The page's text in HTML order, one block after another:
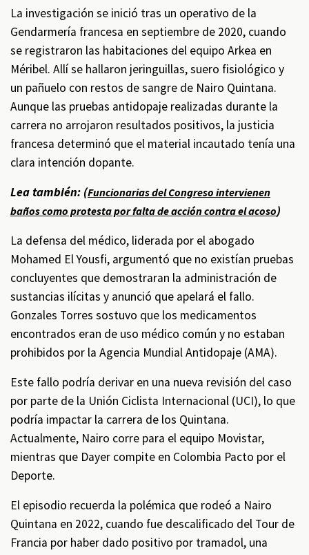
La investigación se inició tras un operativo de la
Gendarmería francesa en septiembre de 2020, cuando
se registraron las habitaciones del equipo Arkea en
Méribel. Allí se hallaron jeringuillas, suero fisiológico y
un pañuelo con restos de sangre de Nairo Quintana.
Aunque las pruebas antidopaje realizadas durante la
carrera no arrojaron resultados positivos, la justicia
francesa determinó que el material incautado tenía una
clara intención dopante.
Lea también: (Funcionarias del Congreso intervienen
baños como protesta por falta de acción contra el acoso)
La defensa del médico, liderada por el abogado
Mohamed El Yousfi, argumentó que no existían pruebas
concluyentes que demostraran la administración de
sustancias ilícitas y anunció que apelará el fallo.
Gonzales Torres sostuvo que los medicamentos
encontrados eran de uso médico común y no estaban
prohibidos por la Agencia Mundial Antidopaje (AMA).
Este fallo podría derivar en una nueva revisión del caso
por parte de la Unión Ciclista Internacional (UCI), lo que
podría impactar la carrera de los Quintana.
Actualmente, Nairo corre para el equipo Movistar,
mientras que Dayer compite en Colombia Pacto por el
Deporte.
El episodio recuerda la polémica que rodeó a Nairo
Quintana en 2022, cuando fue descalificado del Tour de
Francia por haber dado positivo por tramadol, una